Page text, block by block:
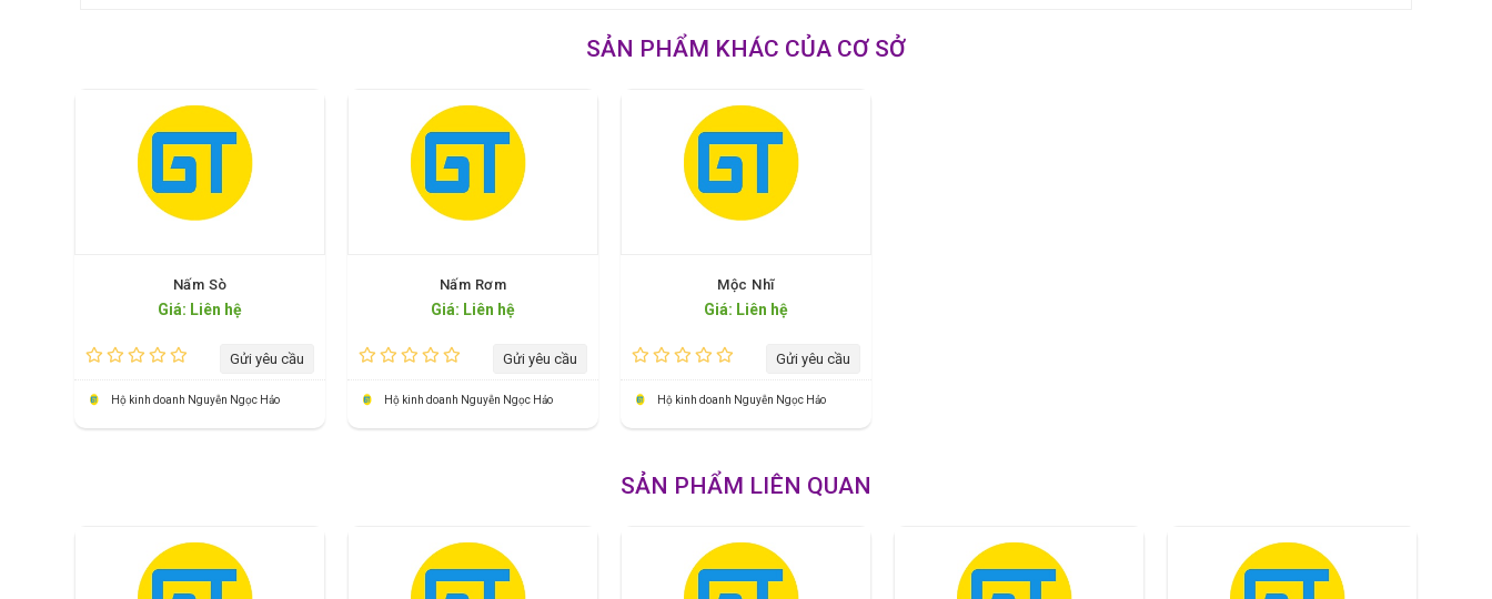
SẢN PHẨM KHÁC CỦA CƠ SỞ
Nấm Sò
Giá: Liên hệ
Gửi yêu cầu
Hộ kinh doanh Nguyễn Ngọc Hảo
Nấm Rơm
Giá: Liên hệ
Gửi yêu cầu
Hộ kinh doanh Nguyễn Ngọc Hảo
Mộc Nhĩ
Giá: Liên hệ
Gửi yêu cầu
Hộ kinh doanh Nguyễn Ngọc Hảo
SẢN PHẨM LIÊN QUAN